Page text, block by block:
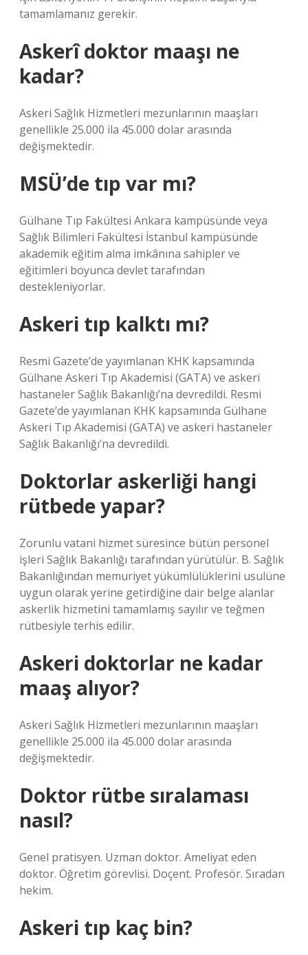
tamamlamanız gerekir.
Askerî doktor maaşı ne
kadar?
Askeri Sağlık Hizmetleri mezunlarının maaşları
genellikle 25.000 ila 45.000 dolar arasında
değişmektedir.
MSÜ’de tıp var mı?
Gülhane Tıp Fakültesi Ankara kampüsünde veya
Sağlık Bilimleri Fakültesi İstanbul kampüsünde
akademik eğitim alma imkânına sahipler ve
eğitimleri boyunca devlet tarafından
destekleniyorlar.
Askeri tıp kalktı mı?
Resmi Gazete’de yayımlanan KHK kapsamında
Gülhane Askeri Tıp Akademisi (GATA) ve askeri
hastaneler Sağlık Bakanlığı’na devredildi. Resmi
Gazete’de yayımlanan KHK kapsamında Gülhane
Askeri Tıp Akademisi (GATA) ve askeri hastaneler
Sağlık Bakanlığı’na devredildi.
Doktorlar askerliği hangi
rütbede yapar?
Zorunlu vatani hizmet süresince bütün personel
işleri Sağlık Bakanlığı tarafından yürütülür. B. Sağlık
Bakanlığından memuriyet yükümlülüklerini usulüne
uygun olarak yerine getirdiğine dair belge alanlar
askerlik hizmetini tamamlamış sayılır ve teğmen
rütbesiyle terhis edilir.
Askeri doktorlar ne kadar
maaş alıyor?
Askeri Sağlık Hizmetleri mezunlarının maaşları
genellikle 25.000 ila 45.000 dolar arasında
değişmektedir.
Doktor rütbe sıralaması
nasıl?
Genel pratisyen. Uzman doktor. Ameliyat eden
doktor. Öğretim görevlisi. Doçent. Profesör. Sıradan
hekim.
Askeri tıp kaç bin?